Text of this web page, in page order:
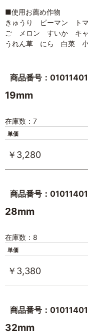
■使用お薦め作物
きゅうり ピーマン ト
ご メロン すいか キ
うれん草 にら 白菜 小
商品番号：
19mm
在庫数：7
単価
￥3,280
商品番号：
28mm
在庫数：8
単価
￥3,380
商品番号：
32mm